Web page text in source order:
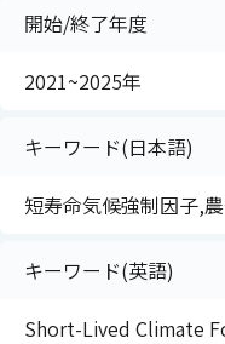
開始/終了年度
2021~2025年
キーワード(日本語)
短寿命気候強制因子,
キーワード(英語)
Short-Lived Climate